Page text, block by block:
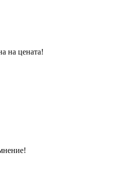
на цената!